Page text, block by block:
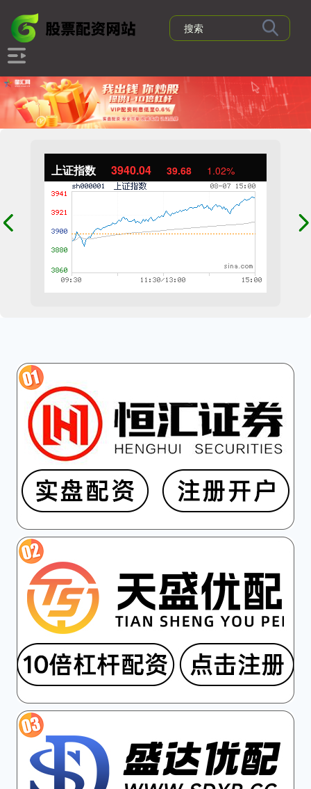
上证指数 3940.04 39.68 1.02%